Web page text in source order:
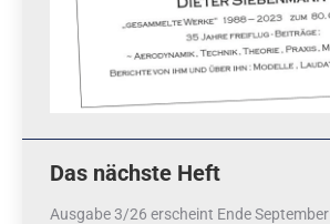
Das nächste Heft
Ausgabe 3/26 erscheint Ende September